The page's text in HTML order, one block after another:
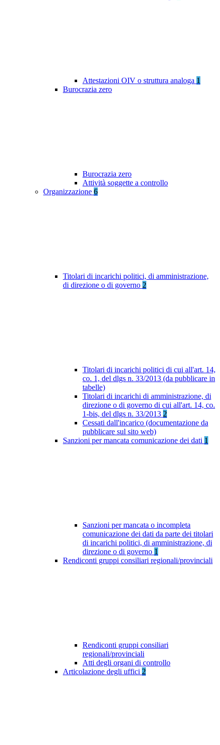
Attestazioni OIV o struttura analoga 1
Burocrazia zero
Burocrazia zero
Attività soggette a controllo
Organizzazione 6
Titolari di incarichi politici, di amministrazione,
di direzione o di governo 2
Titolari di incarichi politici di cui all'art. 14,
co. 1, del dlgs n. 33/2013 (da pubblicare in
tabelle)
Titolari di incarichi di amministrazione, di
direzione o di governo di cui all'art. 14, co.
1-bis, del dlgs n. 33/2013 2
Cessati dall'incarico (documentazione da
pubblicare sul sito web)
Sanzioni per mancata comunicazione dei dati 1
Sanzioni per mancata o incompleta
comunicazione dei dati da parte dei titolari
di incarichi politici, di amministrazione, di
direzione o di governo 1
Rendiconti gruppi consiliari regionali/provinciali
Rendiconti gruppi consiliari
regionali/provinciali
Atti degli organi di controllo
Articolazione degli uffici 2